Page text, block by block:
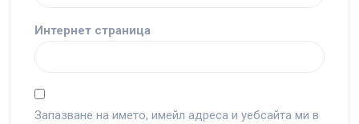
Интернет страница
Запазване на името, имейл адреса и уебсайта ми в